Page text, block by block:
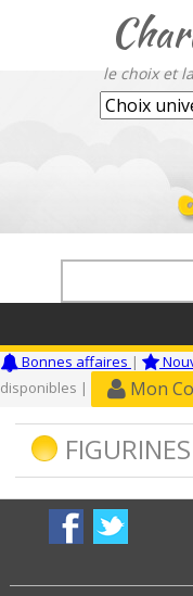
le choix et
Bonnes affaires |
disponibles |
Mon